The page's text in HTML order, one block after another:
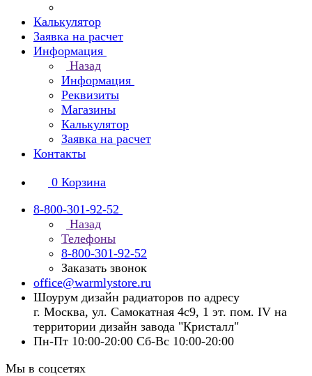
Калькулятор
Заявка на расчет
Информация
Назад
Информация
Реквизиты
Магазины
Калькулятор
Заявка на расчет
Контакты
0 Корзина
8-800-301-92-52
Назад
Телефоны
8-800-301-92-52
Заказать звонок
office@warmlystore.ru
Шоурум дизайн радиаторов по адресу
г. Москва, ул. Самокатная 4с9, 1 эт. пом. IV на
территории дизайн завода "Кристалл"
Пн-Пт 10:00-20:00 Сб-Вс 10:00-20:00
Мы в соцсетях